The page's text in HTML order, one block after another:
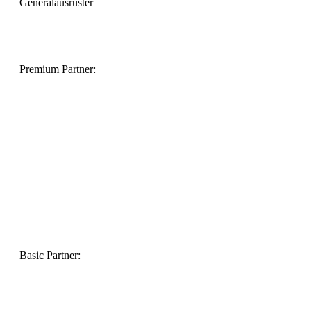
Generalausrüster
Premium Partner:
Basic Partner: